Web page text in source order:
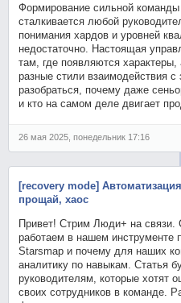
Формирование сильной
сталкивается любой
понимания хардов и уровней
недостаточно. Настоящая
там, где появляются
разные стили взаимодействия
разобраться, почему даже
и кто на самом деле двигает
26 мая 2025, понедельник 17:16
[recovery mode]
прощай, хаос
Привет! Стрим Люди+ на связи.
работаем в нашем инструменте
Starsmap и почему для наших
аналитику по навыкам. Статья
руководителям, которые хотят
своих сотрудников в команде.